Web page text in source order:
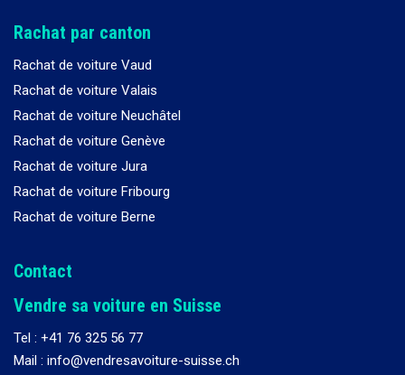
Rachat par canton
Rachat de voiture Vaud
Rachat de voiture Valais
Rachat de voiture Neuchâtel
Rachat de voiture Genève
Rachat de voiture Jura
Rachat de voiture Fribourg
Rachat de voiture Berne
Contact
Vendre sa voiture en Suisse
Tel : +41 76 325 56 77
Mail : info@vendresavoiture-suisse.ch